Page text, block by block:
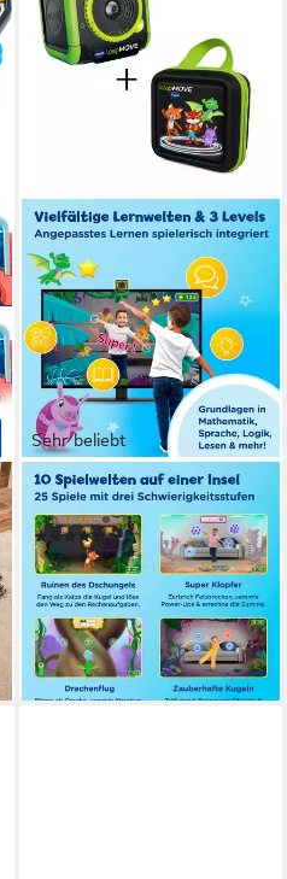
Sehr beliebt
VTECH®
Spiel LeapMOVE, Videospiel
(32)
67,99 € UVP79,99 €
-15%
lieferbar - in 1-2 Werktagen bei dir